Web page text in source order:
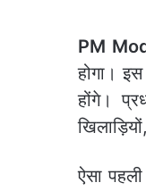
PM
होगा।
होंगे।
ऐसा